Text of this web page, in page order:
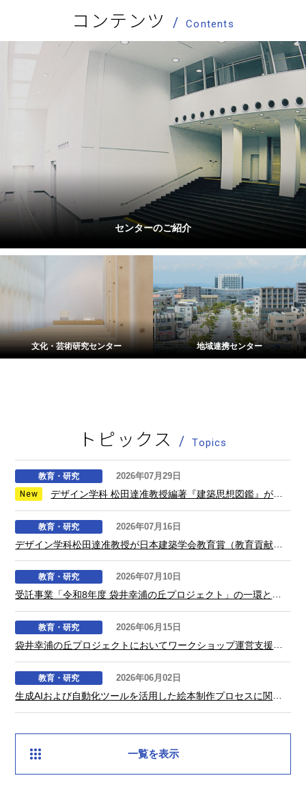
コンテンツ Contents
センターのご紹介
文化・芸術研究センター 地域連携センター
トピックス Topics
教育・研究 2026年07月29日
デザイン学科 松田達准教授編著『建築思想図鑑』が中国語（繁体字）に翻訳され台湾で刊行されました
教育・研究 2026年07月16日
教育・研究 2026年07月10日
受託事業「令和8年度 袋井幸浦の丘プロジェクト」の一環として「第35回浅羽海岸クリーン作戦」を学生たちが取材しました
教育・研究 2026年06月15日
教育・研究 2026年06月02日
一覧を表示